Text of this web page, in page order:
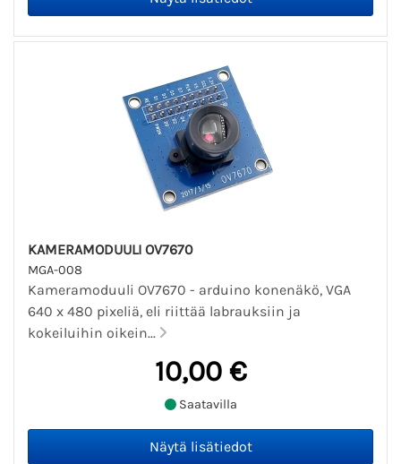
KAMERAMODUULI OV7670
MGA-008
Kameramoduuli OV7670 - arduino konenäkö, VGA
640 x 480 pixeliä, eli riittää labrauksiin ja
kokeiluihin oikein...
10,00 €
Saatavilla